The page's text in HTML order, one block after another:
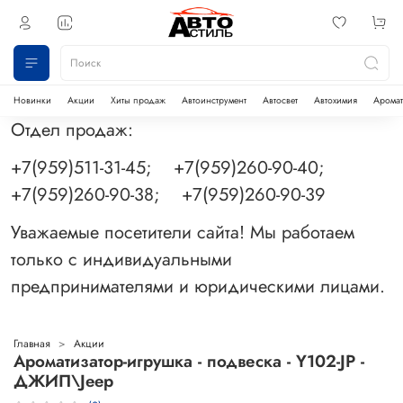
Новинки Акции Хиты продаж Автоинструмент Автосвет Автохимия
Отдел продаж:
+7(959)511-31-45; +7(959)260-90-40;
+7(959)260-90-38; +7(959)260-90-39
Уважаемые посетители сайта! Мы работаем
только с индивидуальными
предпринимателями и юридическими лицами.
Главная Акции
Ароматизатор-игрушка - подвеска - Y102-JP -
ДЖИП\Jeep